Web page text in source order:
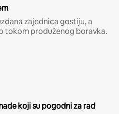
zajednica gostiju, a
tokom produženog boravka.
koji su pogodni za rad